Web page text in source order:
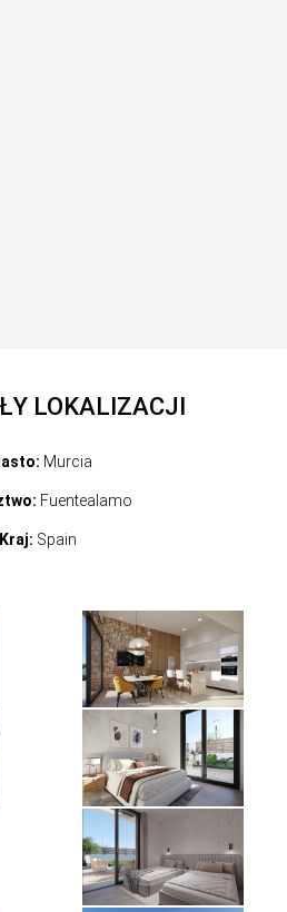
LOKALIZACJI
Murcia
Fuentealamo
Kraj: Spain